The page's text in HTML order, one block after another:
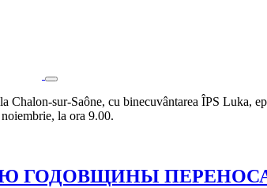
sur-Saône, cu binecuvântarea ÎPS Luka,
la ora 9.00.
ГОДОВЩИНЫ